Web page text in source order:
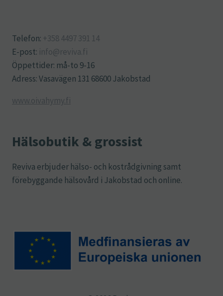
Telefon: +358 4497 391 14
E-post: info@reviva.fi
Öppettider: må-to 9-16
Adress: Vasavägen 131 68600 Jakobstad
www.oivahymy.fi
Hälsobutik & grossist
Reviva erbjuder hälso- och kostrådgivning samt
förebyggande hälsovård i Jakobstad och online.